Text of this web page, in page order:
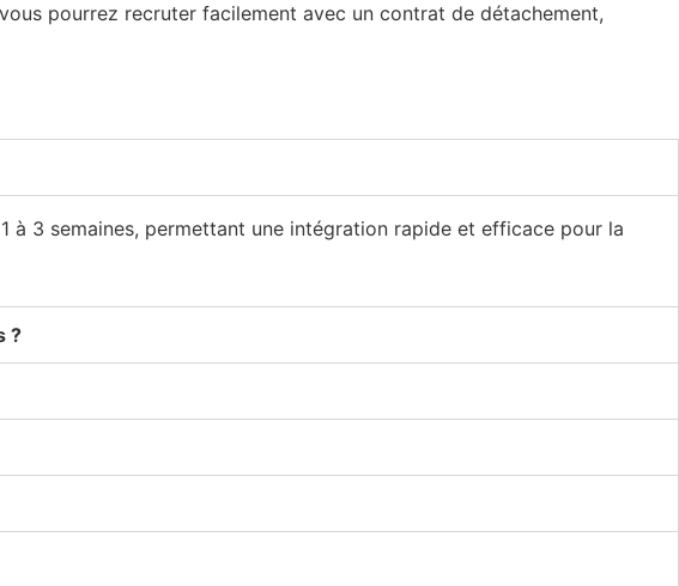
pourrez recruter facilement avec un contrat de détachement,
à 3 semaines, permettant une intégration rapide et efficace pour la
?